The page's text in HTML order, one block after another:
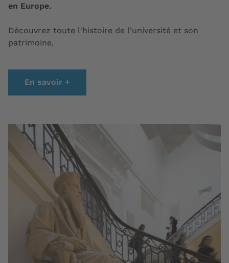
en Europe.
Découvrez toute l'histoire de l'université et son
patrimoine.
En savoir +